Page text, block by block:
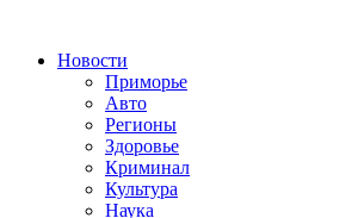
Новости
Приморье
Авто
Регионы
Здоровье
Криминал
Культура
Наука